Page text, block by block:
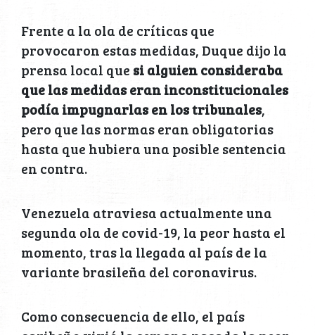
Frente a la ola de críticas que
provocaron estas medidas, Duque dijo la
prensa local que si alguien consideraba
que las medidas eran inconstitucionales
podía impugnarlas en los tribunales,
pero que las normas eran obligatorias
hasta que hubiera una posible sentencia
en contra.
Venezuela atraviesa actualmente una
segunda ola de covid-19, la peor hasta el
momento, tras la llegada al país de la
variante brasileña del coronavirus.
Como consecuencia de ello, el país